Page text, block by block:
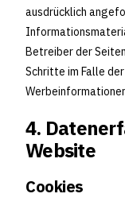
ausdrücklich
Betreiber der
Schritte im Falle
4.
Website
Cookies